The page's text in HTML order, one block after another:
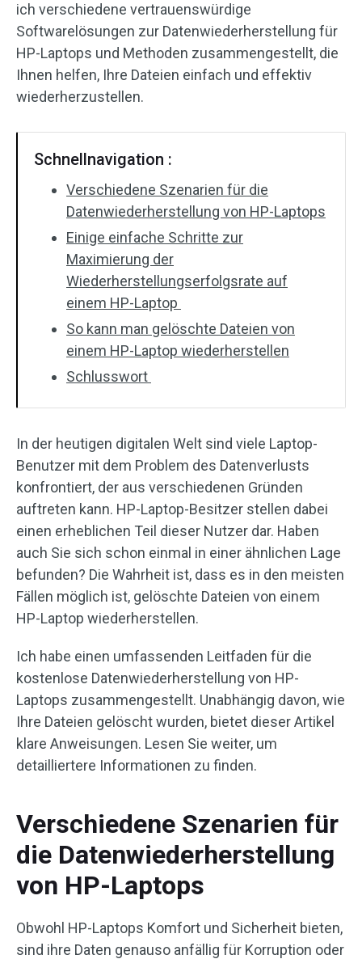
ich verschiedene vertrauenswürdige
Softwarelösungen zur Datenwiederherstellung für
HP-Laptops und Methoden zusammengestellt, die
Ihnen helfen, Ihre Dateien einfach und effektiv
wiederherzustellen.
Schnellnavigation :
Verschiedene Szenarien für die
Datenwiederherstellung von HP-Laptops
Einige einfache Schritte zur
Maximierung der
Wiederherstellungserfolgsrate auf
einem HP-Laptop
So kann man gelöschte Dateien von
einem HP-Laptop wiederherstellen
Schlusswort
In der heutigen digitalen Welt sind viele Laptop-
Benutzer mit dem Problem des Datenverlusts
konfrontiert, der aus verschiedenen Gründen
auftreten kann. HP-Laptop-Besitzer stellen dabei
einen erheblichen Teil dieser Nutzer dar. Haben
auch Sie sich schon einmal in einer ähnlichen Lage
befunden? Die Wahrheit ist, dass es in den meisten
Fällen möglich ist, gelöschte Dateien von einem
HP-Laptop wiederherstellen.
Ich habe einen umfassenden Leitfaden für die
kostenlose Datenwiederherstellung von HP-
Laptops zusammengestellt. Unabhängig davon, wie
Ihre Dateien gelöscht wurden, bietet dieser Artikel
klare Anweisungen. Lesen Sie weiter, um
detailliertere Informationen zu finden.
Verschiedene Szenarien für
die Datenwiederherstellung
von HP-Laptops
Obwohl HP-Laptops Komfort und Sicherheit bieten,
sind ihre Daten genauso anfällig für Korruption oder